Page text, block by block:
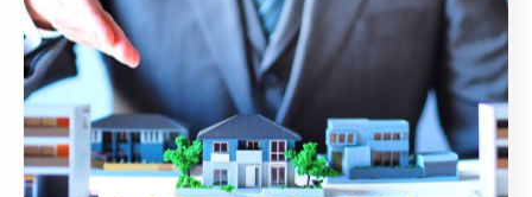
相続
空き家
買取